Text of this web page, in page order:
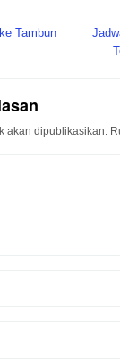
Tambun
akan dipublikasikan.